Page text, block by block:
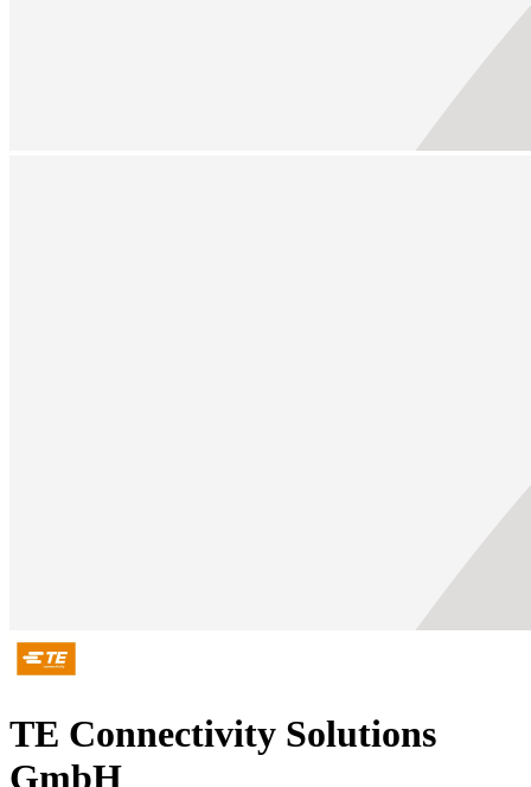
TE Connectivity Solutions
GmbH